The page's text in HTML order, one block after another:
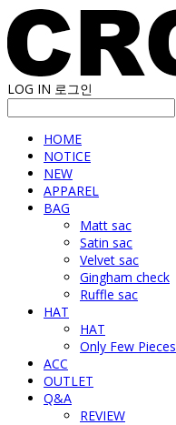
LOG IN 로그인
HOME
NOTICE
NEW
APPAREL
BAG
Matt sac
Satin sac
Velvet sac
Gingham check
Ruffle sac
HAT
HAT
Only Few Pieces
ACC
OUTLET
Q&A
REVIEW